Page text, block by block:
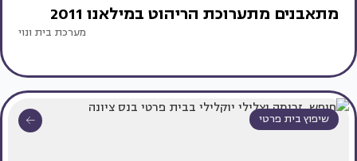
מתאבנים מתערוכת הריהוט במילאנו 2011
מערכת בית ונוי
שיפוץ בית פרטי